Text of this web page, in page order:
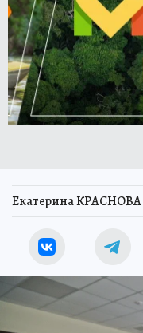
Екатерина КРАСНОВА